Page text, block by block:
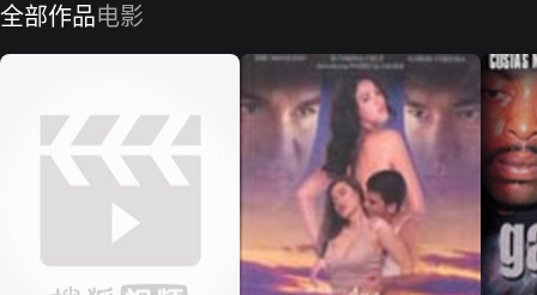
全部作品电影